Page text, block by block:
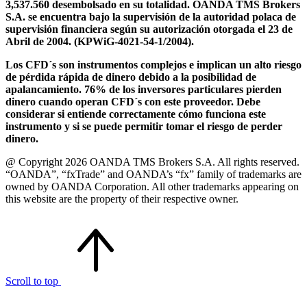
3,537.560 desembolsado en su totalidad. OANDA TMS Brokers
S.A. se encuentra bajo la supervisión de la autoridad polaca de
supervisión financiera según su autorización otorgada el 23 de
Abril de 2004. (KPWiG-4021-54-1/2004).
Los CFD´s son instrumentos complejos e implican un alto riesgo
de pérdida rápida de dinero debido a la posibilidad de
apalancamiento. 76% de los inversores particulares pierden
dinero cuando operan CFD´s con este proveedor. Debe
considerar si entiende correctamente cómo funciona este
instrumento y si se puede permitir tomar el riesgo de perder
dinero.
@ Copyright 2026 OANDA TMS Brokers S.A. All rights reserved.
“OANDA”, “fxTrade” and OANDA’s “fx” family of trademarks are
owned by OANDA Corporation. All other trademarks appearing on
this website are the property of their respective owner.
Scroll to top